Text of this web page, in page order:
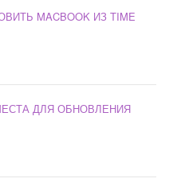
MACBOOK ИЗ TIME
ДЛЯ ОБНОВЛЕНИЯ